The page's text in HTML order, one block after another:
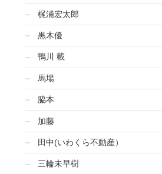
梶浦宏太郎
黒木優
鴨川 載
馬場
脇本
加藤
田中(いわくら不動産）
三輪未早樹